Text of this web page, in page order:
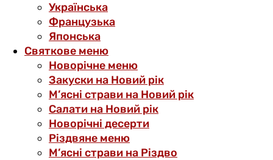
Українська
Французька
Японська
Святкове меню
Новорічне меню
Закуски на Новий рік
М’ясні страви на Новий рік
Салати на Новий рік
Новорічні десерти
Різдвяне меню
М’ясні страви на Різдво